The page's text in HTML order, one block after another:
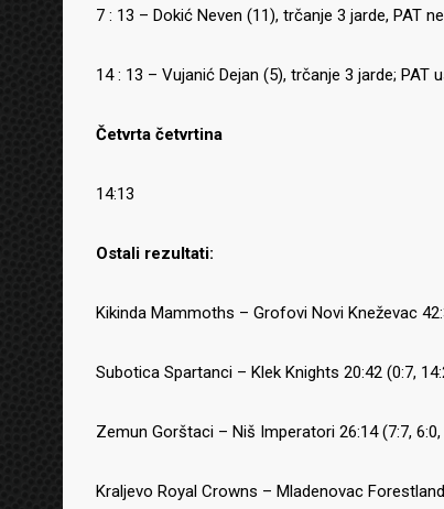
7 : 13 – Dokić Neven (11), trčanje 3 jarde, PAT
14 : 13 – Vujanić Dejan (5), trčanje 3 jarde; PAT
Četvrta četvrtina
14:13
Ostali rezultati:
Kikinda Mammoths – Grofovi Novi Kneževac
Subotica Spartanci – Klek Knights 20:42 (0:7,
Zemun Gorštaci – Niš Imperatori 26:14 (7:7, 6:0,
Kraljevo Royal Crowns – Mladenovac